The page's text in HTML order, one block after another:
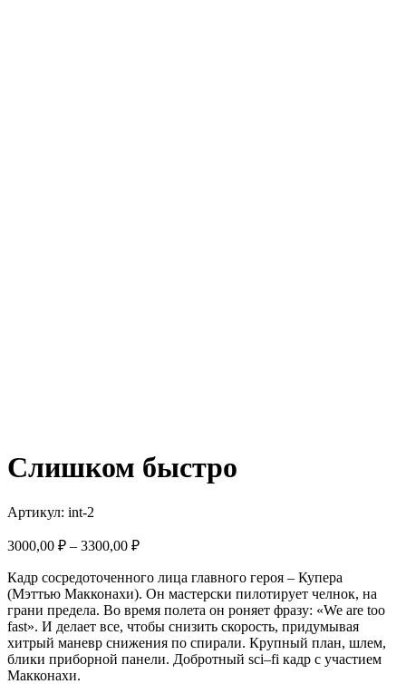
Слишком быстро
Артикул: int-2
3000,00 ₽ – 3300,00 ₽Диапазон
3000,00 ₽
–
3300,00 ₽
Кадр сосредоточенного лица главного героя – Купера
(Мэттью Макконахи). Он мастерски пилотирует челнок, на
грани предела. Во время полета он роняет фразу: «We are too
fast». И делает все, чтобы снизить скорость, придумывая
хитрый маневр снижения по спирали. Крупный план, шлем,
блики приборной панели. Добротный sci–fi кадр с участием
Макконахи.